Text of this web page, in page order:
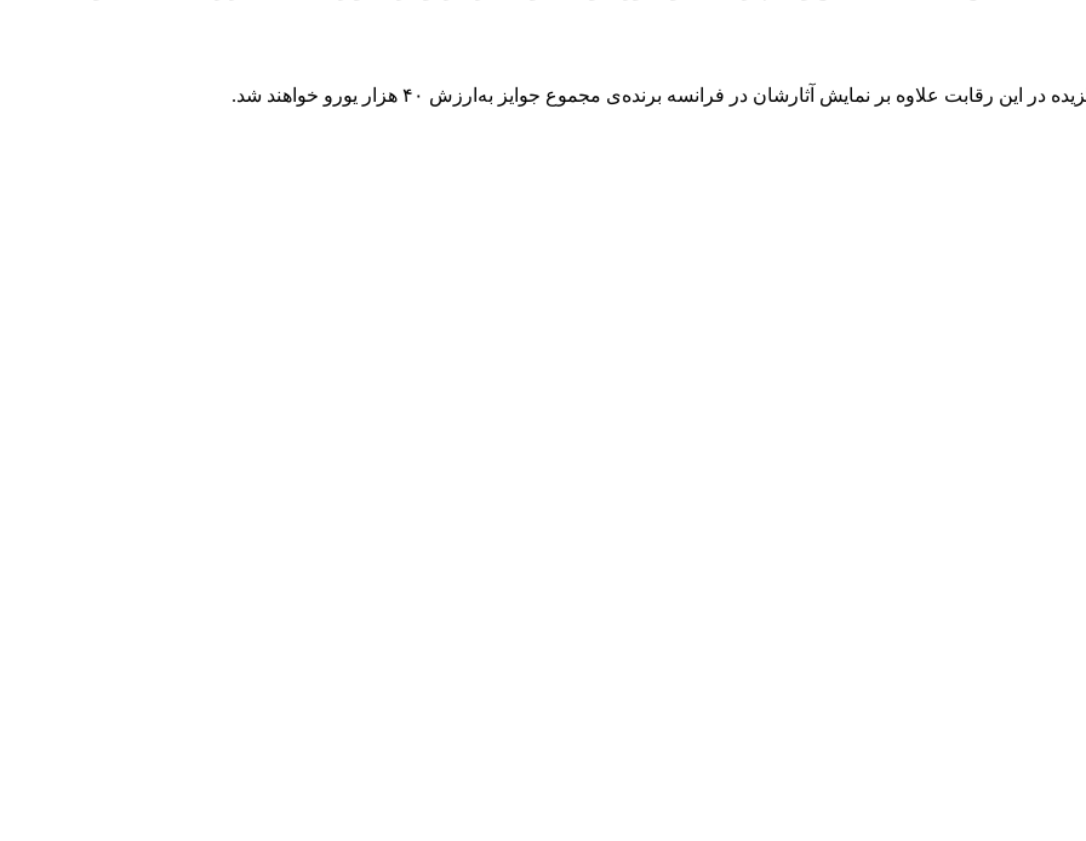
علاوه بر نمایش آثارشان در فرانسه برنده‌ی مجموع جوایز به‌ارزش ۴۰ هزار یورو خواهند شد.